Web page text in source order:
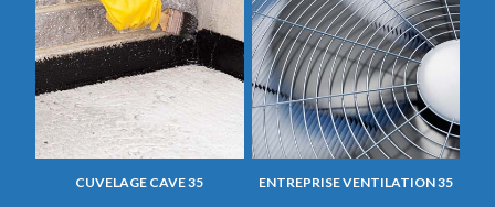
CUVELAGE CAVE 35 ENTREPRISE VENTILATION 35